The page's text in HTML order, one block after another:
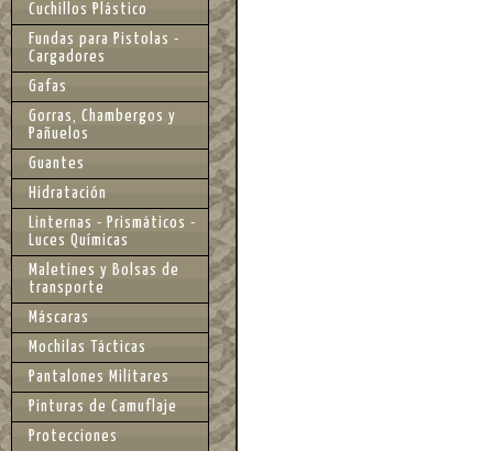
Cuchillos Plástico
Fundas para Pistolas -
Cargadores
Gafas
Gorras, Chambergos y
Pañuelos
Guantes
Hidratación
Linternas - Prismáticos -
Luces Químicas
Maletines y Bolsas de
transporte
Máscaras
Mochilas Tácticas
Pantalones Militares
Pinturas de Camuflaje
Protecciones